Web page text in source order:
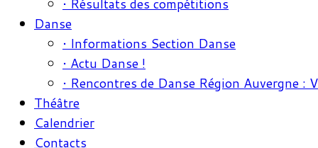
• Résultats des compétitions
Danse
• Informations Section Danse
• Actu Danse !
• Rencontres de Danse Région Auvergne :
Théâtre
Calendrier
Contacts